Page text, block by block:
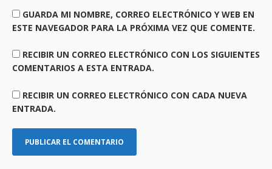
GUARDA MI NOMBRE, CORREO ELECTRÓNICO Y WEB EN
ESTE NAVEGADOR PARA LA PRÓXIMA VEZ QUE COMENTE.
RECIBIR UN CORREO ELECTRÓNICO CON LOS SIGUIENTES
COMENTARIOS A ESTA ENTRADA.
RECIBIR UN CORREO ELECTRÓNICO CON CADA NUEVA
ENTRADA.